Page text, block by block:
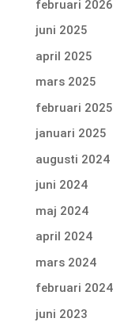
februari 2026
juni 2025
april 2025
mars 2025
februari 2025
januari 2025
augusti 2024
juni 2024
maj 2024
april 2024
mars 2024
februari 2024
juni 2023